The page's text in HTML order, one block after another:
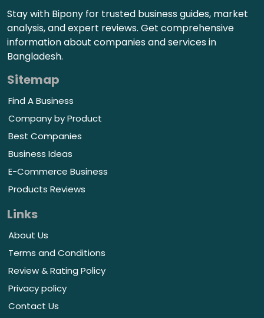
Stay with Bipony for trusted business guides, market
analysis, and expert reviews. Get comprehensive
information about companies and services in
Bangladesh.
Sitemap
Find A Business
Company by Product
Best Companies
Business Ideas
E-Commerce Business
Products Reviews
Links
About Us
Terms and Conditions
Review & Rating Policy
Privacy policy
Contact Us